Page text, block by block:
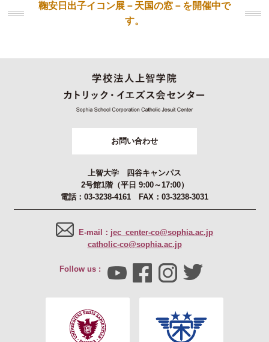
鞠安日出子イコン展－天国の窓－を開催中で
す。
お問い合わせ
上智大学 四谷キャンパス
2号館1階（平日 9:00～17:00）
電話：03-3238-4161 FAX：03-3238-3031
E-mail： jec_center-co@sophia.ac.jp
catholic-co@sophia.ac.jp
Follow us :